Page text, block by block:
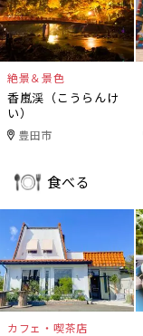
絶景＆景色
香嵐渓（こうらんけ
い）
豊田市
食べる
カフェ・喫茶店